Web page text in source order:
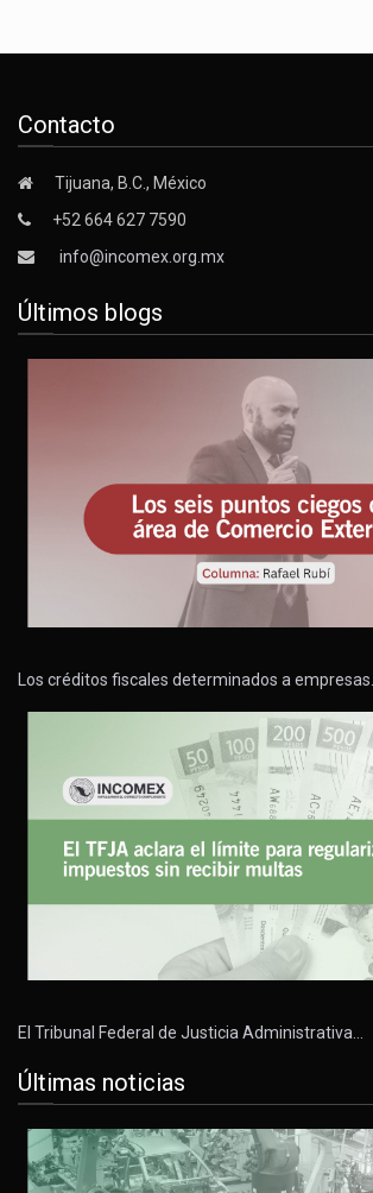
Contacto
Tijuana, B.C., México
+52 664 627 7590
info@incomex.org.mx
Últimos blogs
Los créditos fiscales determinados a empresas…
El Tribunal Federal de Justicia Administrativa…
Últimas noticias